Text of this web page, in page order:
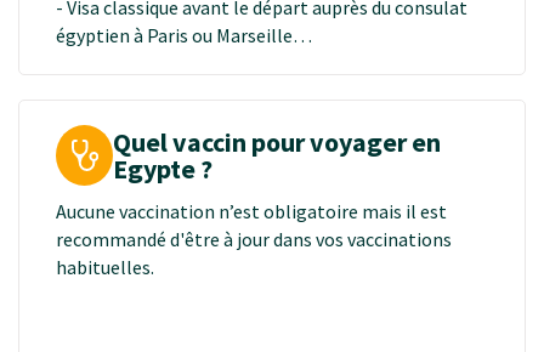
- Visa classique avant le départ auprès du consulat
égyptien à Paris ou Marseille
Quel vaccin pour voyager en
Egypte ?
Aucune vaccination n’est obligatoire mais il est
recommandé d'être à jour dans vos vaccinations
habituelles.